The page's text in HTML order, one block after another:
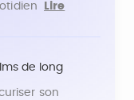
Lire
de long
son